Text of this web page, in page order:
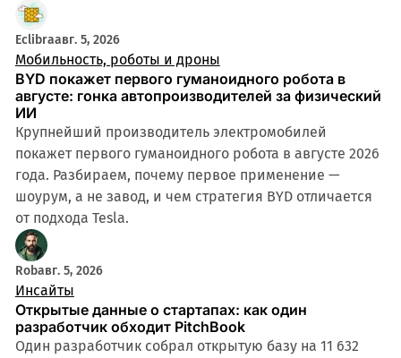
Eclibraавг. 5, 2026
Мобильность, роботы и дроны
BYD покажет первого гуманоидного робота в
августе: гонка автопроизводителей за физический
ИИ
Крупнейший производитель электромобилей
покажет первого гуманоидного робота в августе 2026
года. Разбираем, почему первое применение —
шоурум, а не завод, и чем стратегия BYD отличается
от подхода Tesla.
Robавг. 5, 2026
Инсайты
Открытые данные о стартапах: как один
разработчик обходит PitchBook
Один разработчик собрал открытую базу на 11 632